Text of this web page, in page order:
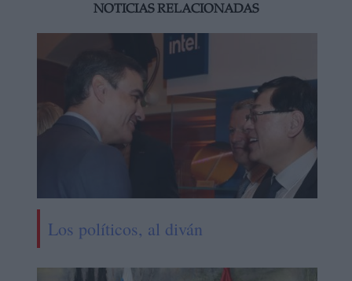
NOTICIAS RELACIONADAS
Los políticos, al diván